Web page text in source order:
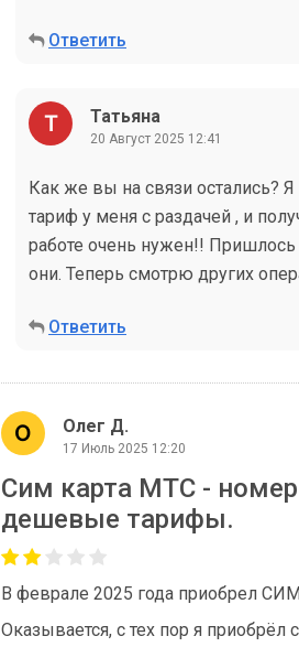
Ответить
Татьяна
20 Август 2025 12:41
Как же вы на связи остались?
тариф у меня с раздачей , и
работе очень нужен!! Пришлось
они. Теперь смотрю других
Ответить
Олег Д.
17 Июль 2025 12:20
Сим карта МТС - номер
дешевые тарифы.
В феврале 2025 года приобрел
Оказывается, с тех пор я